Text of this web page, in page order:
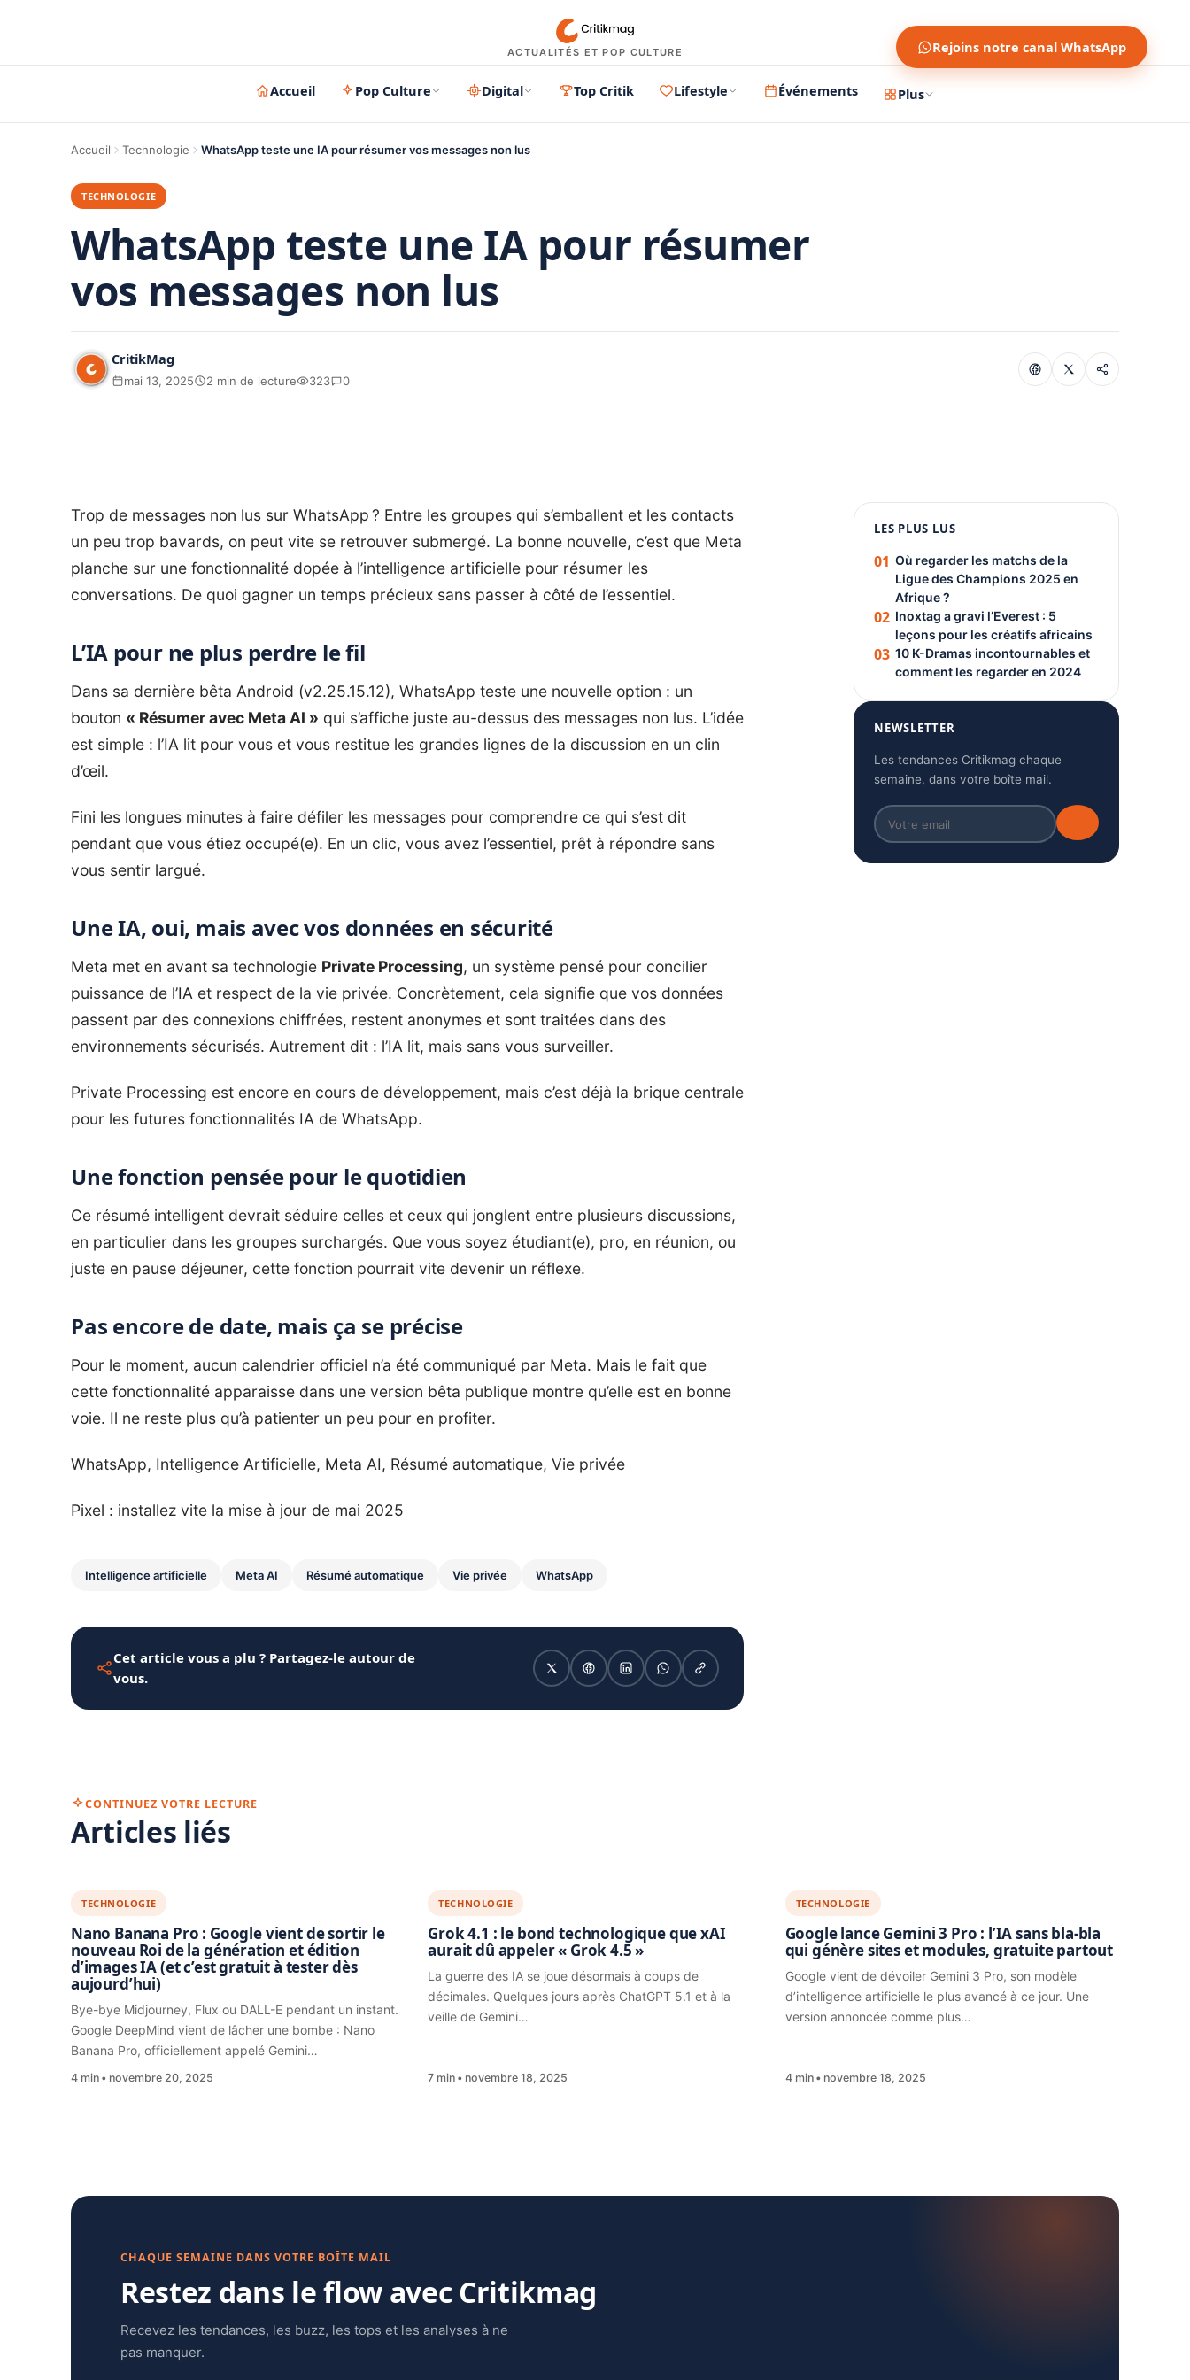
ACTUALITÉS ET POP CULTURE Rejoins notre canal WhatsApp
Accueil Pop Culture Digital Top Critik Lifestyle Événements Plus
Accueil Technologie WhatsApp teste une IA pour résumer vos messages non lus
TECHNOLOGIE
WhatsApp teste une IA pour résumer
vos messages non lus
CritikMag
mai 13, 2025 2 min de lecture 323 0
Trop de messages non lus sur WhatsApp? Entre les groupes qui s’emballent et les contacts
un peu trop bavards, on peut vite se retrouver submergé. La bonne nouvelle, c’est que Meta
planche sur une fonctionnalité dopée à l’intelligence artificielle pour résumer les
conversations. De quoi gagner un temps précieux sans passer à côté de l’essentiel.
L’IA pour ne plus perdre le fil
Dans sa dernière bêta Android (v2.25.15.12), WhatsApp teste une nouvelle option : un
bouton « Résumer avec Meta AI » qui s’affiche juste au-dessus des messages non lus. L’idée
est simple : l’IA lit pour vous et vous restitue les grandes lignes de la discussion en un clin
d’œil.
Fini les longues minutes à faire défiler les messages pour comprendre ce qui s’est dit
pendant que vous étiez occupé(e). En un clic, vous avez l’essentiel, prêt à répondre sans
vous sentir largué.
Une IA, oui, mais avec vos données en sécurité
Meta met en avant sa technologie Private Processing, un système pensé pour concilier
puissance de l’IA et respect de la vie privée. Concrètement, cela signifie que vos données
passent par des connexions chiffrées, restent anonymes et sont traitées dans des
environnements sécurisés. Autrement dit : l’IA lit, mais sans vous surveiller.
Private Processing est encore en cours de développement, mais c’est déjà la brique centrale
pour les futures fonctionnalités IA de WhatsApp.
Une fonction pensée pour le quotidien
Ce résumé intelligent devrait séduire celles et ceux qui jonglent entre plusieurs discussions,
en particulier dans les groupes surchargés. Que vous soyez étudiant(e), pro, en réunion, ou
juste en pause déjeuner, cette fonction pourrait vite devenir un réflexe.
Pas encore de date, mais ça se précise
Pour le moment, aucun calendrier officiel n’a été communiqué par Meta. Mais le fait que
cette fonctionnalité apparaisse dans une version bêta publique montre qu’elle est en bonne
voie. Il ne reste plus qu’à patienter un peu pour en profiter.
WhatsApp, Intelligence Artificielle, Meta AI, Résumé automatique, Vie privée
Pixel : installez vite la mise à jour de mai 2025
Intelligence artificielle Meta AI Résumé automatique Vie privée WhatsApp
Cet article vous a plu ? Partagez-le autour de
vous.
PUBLICITÉ
LES PLUS LUS
01 Où regarder les matchs de la
Ligue des Champions 2025 en
Afrique ?
02 Inoxtag a gravi l’Everest : 5
leçons pour les créatifs africains
03 10 K-Dramas incontournables et
comment les regarder en 2024
NEWSLETTER
Les tendances Critikmag chaque
semaine, dans votre boîte mail.
CONTINUEZ VOTRE LECTURE
Articles liés
TECHNOLOGIE
Nano Banana Pro : Google vient de sortir le
nouveau Roi de la génération et édition
d’images IA (et c’est gratuit à tester dès
aujourd’hui)
Bye-bye Midjourney, Flux ou DALL-E pendant un instant.
Google DeepMind vient de lâcher une bombe : Nano
Banana Pro, officiellement appelé Gemini…
4 min novembre 20, 2025
TECHNOLOGIE
Grok 4.1 : le bond technologique que xAI
aurait dû appeler « Grok 4.5 »
La guerre des IA se joue désormais à coups de
décimales. Quelques jours après ChatGPT 5.1 et à la
veille de Gemini…
7 min novembre 18, 2025
TECHNOLOGIE
Google lance Gemini 3 Pro : l’IA sans bla-bla
qui génère sites et modules, gratuite partout
Google vient de dévoiler Gemini 3 Pro, son modèle
d’intelligence artificielle le plus avancé à ce jour. Une
version annoncée comme plus…
4 min novembre 18, 2025
CHAQUE SEMAINE DANS VOTRE BOÎTE MAIL
Restez dans le flow avec Critikmag
Recevez les tendances, les buzz, les tops et les analyses à ne
pas manquer.